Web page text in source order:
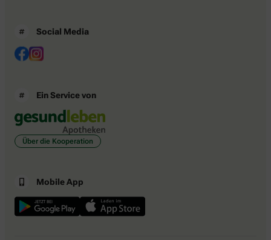
Social Media
Ein Service von
Über die Kooperation
Mobile App